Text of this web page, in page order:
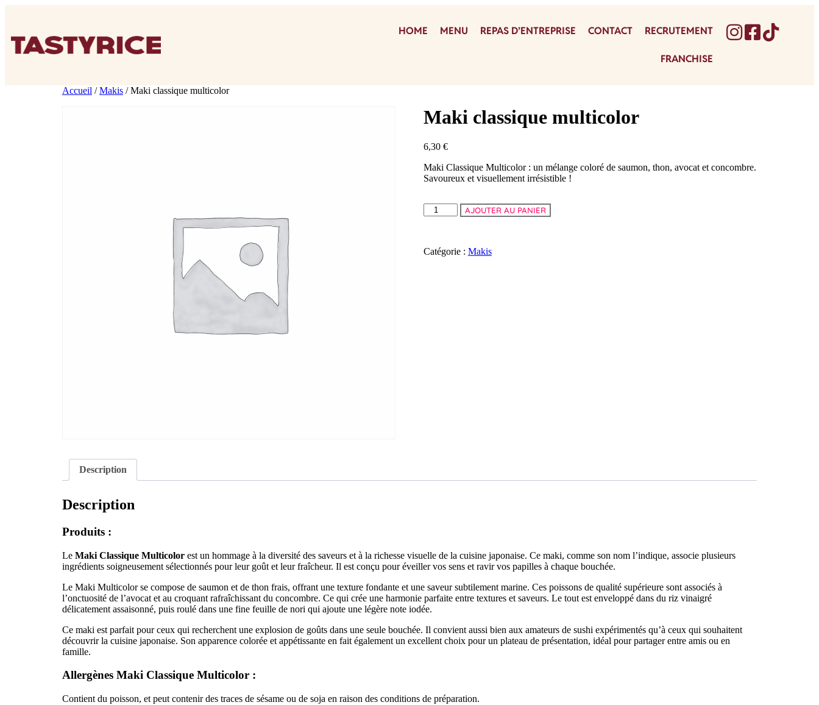
HOME MENU REPAS D’ENTREPRISE CONTACT RECRUTEMENT
FRANCHISE
Accueil /Makis / Maki classique multicolor
Maki classique multicolor
6,30 €
Maki Classique Multicolor : un mélange coloré de saumon, thon, avocat et concombre.
Savoureux et visuellement irrésistible !
AJOUTER AU PANIER
Catégorie : Makis
Description
Description
Produits :
Le Maki Classique Multicolor est un hommage à la diversité des saveurs et à la richesse visuelle de la cuisine japonaise. Ce maki, comme son nom l’indique, associe plusieurs
ingrédients soigneusement sélectionnés pour leur goût et leur fraîcheur. Il est conçu pour éveiller vos sens et ravir vos papilles à chaque bouchée.
Le Maki Multicolor se compose de saumon et de thon frais, offrant une texture fondante et une saveur subtilement marine. Ces poissons de qualité supérieure sont associés à
l’onctuosité de l’avocat et au croquant rafraîchissant du concombre. Ce qui crée une harmonie parfaite entre textures et saveurs. Le tout est enveloppé dans du riz vinaigré
délicatement assaisonné, puis roulé dans une fine feuille de nori qui ajoute une légère note iodée.
Ce maki est parfait pour ceux qui recherchent une explosion de goûts dans une seule bouchée. Il convient aussi bien aux amateurs de sushi expérimentés qu’à ceux qui souhaitent
découvrir la cuisine japonaise. Son apparence colorée et appétissante en fait également un excellent choix pour un plateau de présentation, idéal pour partager entre amis ou en
famille.
Allergènes Maki Classique Multicolor :
Contient du poisson, et peut contenir des traces de sésame ou de soja en raison des conditions de préparation.